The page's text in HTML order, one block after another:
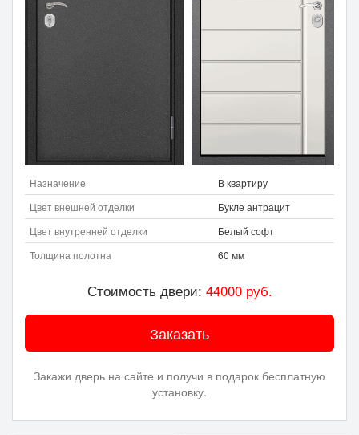
Назначение
В квартиру
Цвет внешней отделки
Букле антрацит
Цвет внутренней отделки
Белый софт
Толщина полотна
60 мм
Стоимость двери: 44000руб.
Заказать
Закажи дверь на сайте и получи в подарок бесплатную
установку.